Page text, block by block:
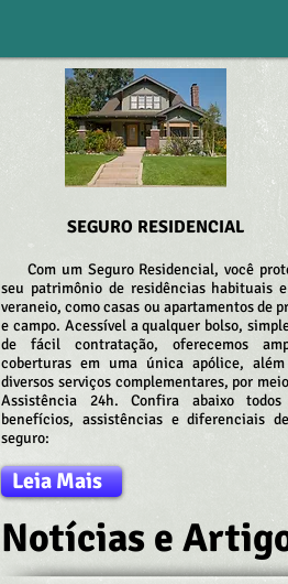
SEGURO RESIDENCIAL
Com um Seguro Residencial, você
seu patrimônio de residências habituais
veraneio, como casas ou apartamentos de
e campo. Acessível a qualquer bolso,
de fácil contratação, oferecemos
coberturas em uma única apólice,
diversos serviços complementares, por
Assistência 24h. Confira abaixo
benefícios, assistências e diferenciais
seguro:
Leia Mais
Notícias e